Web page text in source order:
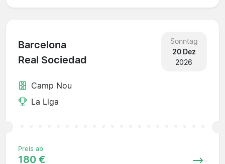
Barcelona
Real Sociedad
Sonntag
20 Dez
2026
Camp Nou
La Liga
Preis ab
180 €